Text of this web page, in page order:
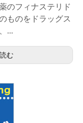
のフィナステリド
ものをドラッグス
...
む